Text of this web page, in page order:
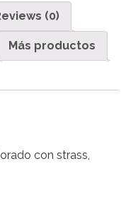
(0)
Más productos
con strass,